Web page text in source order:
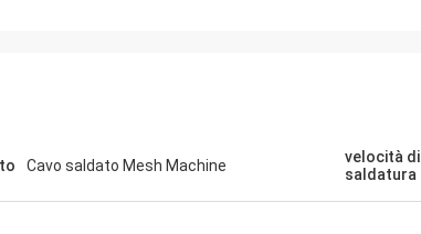
Cavo saldato Mesh Machine
velocità di
saldatura